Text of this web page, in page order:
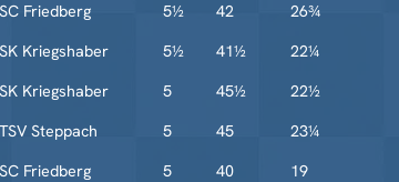
SC Friedberg 5½ 42
26¾
SK Kriegshaber 5½ 41½
22¼
SK Kriegshaber 5 45½
22½
TSV Steppach 5 45
23¼
SC Friedberg 5 40
19